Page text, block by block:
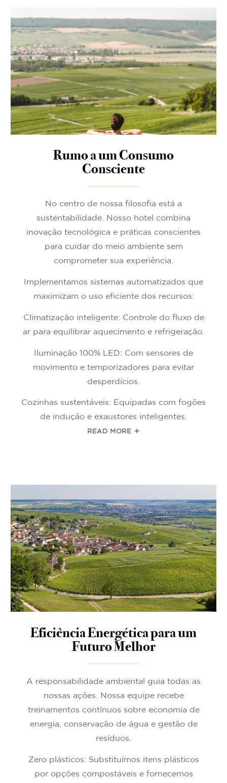
Rumo a um Consumo
Consciente
No centro de nossa filosofia está a
sustentabilidade. Nosso hotel combina
inovação tecnológica e práticas conscientes
para cuidar do meio ambiente sem
comprometer sua experiência.
Implementamos sistemas automatizados que
maximizam o uso eficiente dos recursos:
Climatização inteligente: Controle do fluxo de
ar para equilibrar aquecimento e refrigeração.
Iluminação 100% LED: Com sensores de
movimento e temporizadores para evitar
desperdícios.
Cozinhas sustentáveis: Equipadas com fogões
de indução e exaustores inteligentes.
READ MORE
Eficiência Energética para um
Futuro Melhor
A responsabilidade ambiental guia todas as
nossas ações. Nossa equipe recebe
treinamentos contínuos sobre economia de
energia, conservação de água e gestão de
resíduos.
Zero plásticos: Substituímos itens plásticos
por opções compostáveis e fornecemos